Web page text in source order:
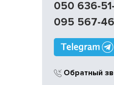
050 636-
095 567-
Обратный